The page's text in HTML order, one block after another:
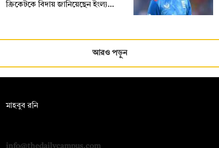
ক্রিকেটকে বিদায় জানিয়েছেন ইংল্য…
আরও পড়ুন
মাহবুব রনি
info@thedailycampus.com